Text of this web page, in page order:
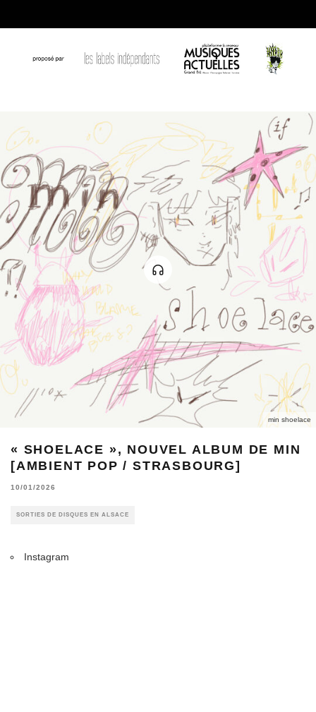
min shoelace
« SHOELACE », NOUVEL ALBUM DE MIN
[AMBIENT POP / STRASBOURG]
10/01/2026
SORTIES DE DISQUES EN ALSACE
Instagram